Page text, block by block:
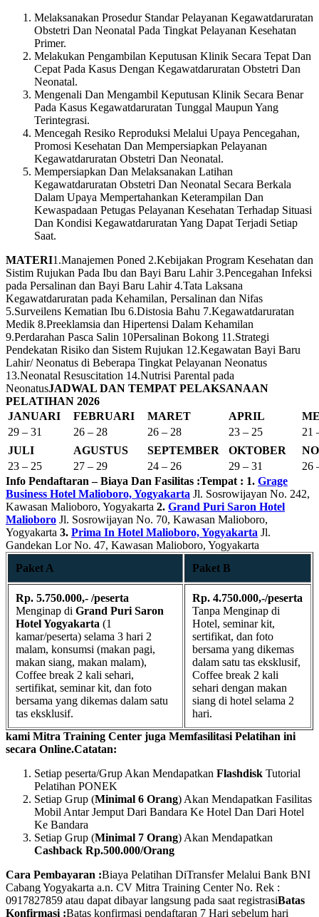
Melaksanakan Prosedur Standar Pelayanan Kegawatdaruratan
Obstetri Dan Neonatal Pada Tingkat Pelayanan Kesehatan
Primer.
Melakukan Pengambilan Keputusan Klinik Secara Tepat Dan
Cepat Pada Kasus Dengan Kegawatdaruratan Obstetri Dan
Neonatal.
Mengenali Dan Mengambil Keputusan Klinik Secara Benar
Pada Kasus Kegawatdaruratan Tunggal Maupun Yang
Terintegrasi.
Mencegah Resiko Reproduksi Melalui Upaya Pencegahan,
Promosi Kesehatan Dan Mempersiapkan Pelayanan
Kegawatdaruratan Obstetri Dan Neonatal.
Mempersiapkan Dan Melaksanakan Latihan
Kegawatdaruratan Obstetri Dan Neonatal Secara Berkala
Dalam Upaya Mempertahankan Keterampilan Dan
Kewaspadaan Petugas Pelayanan Kesehatan Terhadap Situasi
Dan Kondisi Kegawatdaruratan Yang Dapat Terjadi Setiap
Saat.
MATERI1.Manajemen Poned 2.Kebijakan Program Kesehatan dan
Sistim Rujukan Pada Ibu dan Bayi Baru Lahir 3.Pencegahan Infeksi
pada Persalinan dan Bayi Baru Lahir 4.Tata Laksana
Kegawatdaruratan pada Kehamilan, Persalinan dan Nifas
5.Surveilens Kematian Ibu 6.Distosia Bahu 7.Kegawatdaruratan
Medik 8.Preeklamsia dan Hipertensi Dalam Kehamilan
9.Perdarahan Pasca Salin 10Persalinan Bokong 11.Strategi
Pendekatan Risiko dan Sistem Rujukan 12.Kegawatan Bayi Baru
Lahir/ Neonatus di Beberapa Tingkat Pelayanan Neonatus
13.Neonatal Resuscitation 14.Nutrisi Parental pada
NeonatusJADWAL DAN TEMPAT PELAKSANAAN
PELATIHAN 2026
JANUARI
FEBRUARI MARET APRIL
29 – 31
26 – 28 26 – 28 23 – 25
21
JULI
AGUSTUS SEPTEMBER OKTOBER
23 – 25
27 – 29 24 – 26 29 – 31
26
Info Pendaftaran – Biaya Dan Fasilitas :Tempat : 1. Grage
Business Hotel Malioboro, Yogyakarta Jl. Sosrowijayan No. 242,
Kawasan Malioboro, Yogyakarta 2. Grand Puri Saron Hotel
Malioboro Jl. Sosrowijayan No. 70, Kawasan Malioboro,
Yogyakarta 3. Prima In Hotel Malioboro, Yogyakarta Jl.
Gandekan Lor No. 47, Kawasan Malioboro, Yogyakarta
Paket A
Paket B
Rp. 5.750.000,- /peserta
Menginap di Grand Puri Saron
Hotel Yogyakarta (1
kamar/peserta) selama 3 hari 2
malam, konsumsi (makan pagi,
makan siang, makan malam),
Coffee break 2 kali sehari,
sertifikat, seminar kit, dan foto
bersama yang dikemas dalam satu
tas eksklusif.
Rp. 4.750.000,-/peserta
Tanpa Menginap di
Hotel, seminar kit,
sertifikat, dan foto
bersama yang dikemas
dalam satu tas eksklusif,
Coffee break 2 kali
sehari dengan makan
siang di hotel selama 2
hari.
kami Mitra Training Center juga Memfasilitasi Pelatihan ini
secara Online.Catatan:
Setiap peserta/Grup Akan Mendapatkan Flashdisk Tutorial
Pelatihan PONEK
Setiap Grup (Minimal 6 Orang) Akan Mendapatkan Fasilitas
Mobil Antar Jemput Dari Bandara Ke Hotel Dan Dari Hotel
Ke Bandara
Setiap Grup (Minimal 7 Orang) Akan Mendapatkan
Cashback Rp.500.000/Orang
Cara Pembayaran :Biaya Pelatihan DiTransfer Melalui Bank BNI
Cabang Yogyakarta a.n. CV Mitra Training Center No. Rek :
0917827859 atau dapat dibayar langsung pada saat registrasiBatas
Konfirmasi :Batas konfirmasi pendaftaran 7 Hari sebelum hari